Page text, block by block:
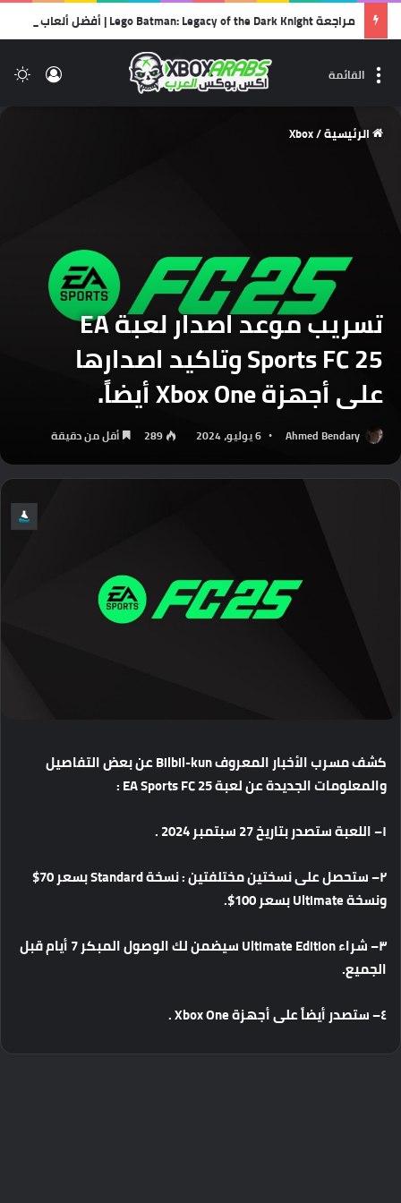
مراجعة Lego Batman: Legacy of the Dark Knight | أفضل ألعاب الليجو… وأجمل رسالة حب لشخصية باتمان!
القائمة
الرئيسية/
Xbox
تسريب موعد اصدار لعبة EA
Sports FC 25 وتاكيد اصدارها
على أجهزة Xbox One أيضاً.
Ahmed Bendary 6 يوليو، 2024 289 أقل من دقيقة
كشفمسربالأخبارالمعروف عنبعضالتفاصيل
والمعلوماتالجديدةعنلعبة
١–اللعبةستصدربتاريخ سبتمبر
٢–ستحصلعلىنسختينمختلفتين:نسخة بسعر
ونسخة
بسعر
٣–شراء سيضمنلكالوصولالمبكر أيامقبل
الجميع.
٤–ستصدرأيضاًعلىأجهزة